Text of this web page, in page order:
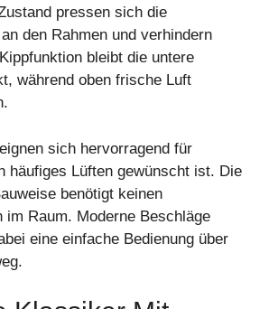
pressen sich die
den Rahmen und verhindern
bleibt die untere
während oben frische Luft
sich hervorragend für
häufiges Lüften gewünscht ist. Die
benötigt keinen
im Raum. Moderne Beschläge
eine einfache Bedienung über